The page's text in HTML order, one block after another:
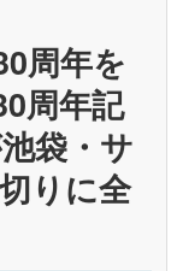
周年を
周年記
袋・サ
りに全